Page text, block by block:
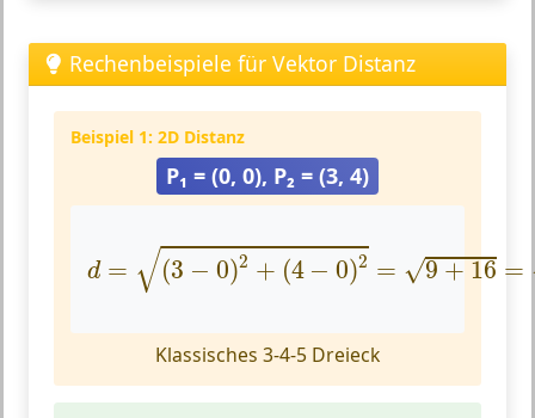
Rechenbeispiele für Vektor Distanz
Beispiel 1: 2D Distanz
P₁ = (0, 0), P₂ = (3, 4)
d = √(3 − 0)2 + (4 − 0)2 = √9+16 =
d=(3−0)2+(4−0)
Klassisches 3-4-5 Dreieck